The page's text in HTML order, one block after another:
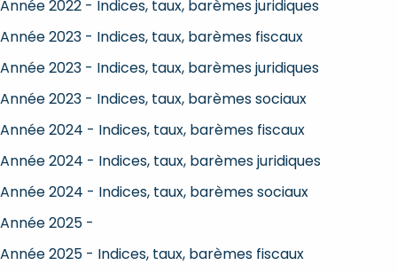
Année 2022 - Indices, taux, barèmes juridiques
Année 2023 - Indices, taux, barèmes fiscaux
Année 2023 - Indices, taux, barèmes juridiques
Année 2023 - Indices, taux, barèmes sociaux
Année 2024 - Indices, taux, barèmes fiscaux
Année 2024 - Indices, taux, barèmes juridiques
Année 2024 - Indices, taux, barèmes sociaux
Année 2025 -
Année 2025 - Indices, taux, barèmes fiscaux